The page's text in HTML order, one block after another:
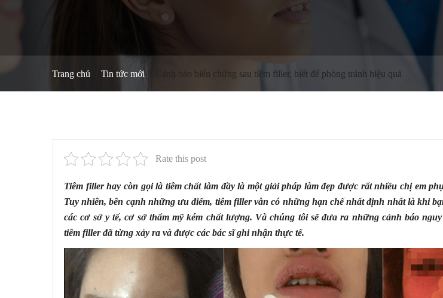
Trang chủ Tin tức mới Cảnh báo biến chứng sau tiêm filler, biết để phòng tránh hiệu quả
Rate this post
Tiêm filler hay còn gọi là tiêm chất làm đầy là một giải pháp làm đẹp được rất nhiều chị em
Tuy nhiên, bên cạnh những ưu điểm, tiêm filler vẫn có những hạn chế nhất định nhất là khi
các cơ sở y tế, cơ sở thẩm mỹ kém chất lượng. Và chúng tôi sẽ đưa ra những cảnh báo
tiêm filler đã từng xảy ra và được các bác sĩ ghi nhận thực tế.